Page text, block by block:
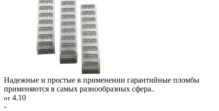
Надежные и простые в применении гарантийные пломбы
применяются в самых разнообразных сфера..
от 4.10
-